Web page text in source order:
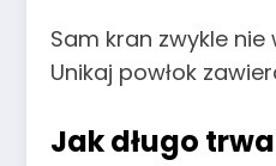
Sam kran zwykle
Unikaj powłok
Jak długo